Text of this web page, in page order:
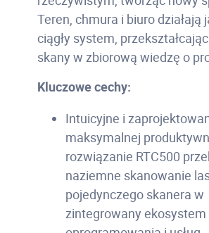
Teren, chmura i biuro działają
ciągły system,
skany w zbiorową wiedzę o
Kluczowe cechy:
Intuicyjne i
maksymalnej
rozwiązanie RTC500
naziemne skanowanie
pojedynczego skanera w
zintegrowany ekosystem